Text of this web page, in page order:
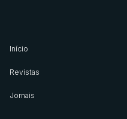
Início
Revistas
Jornais